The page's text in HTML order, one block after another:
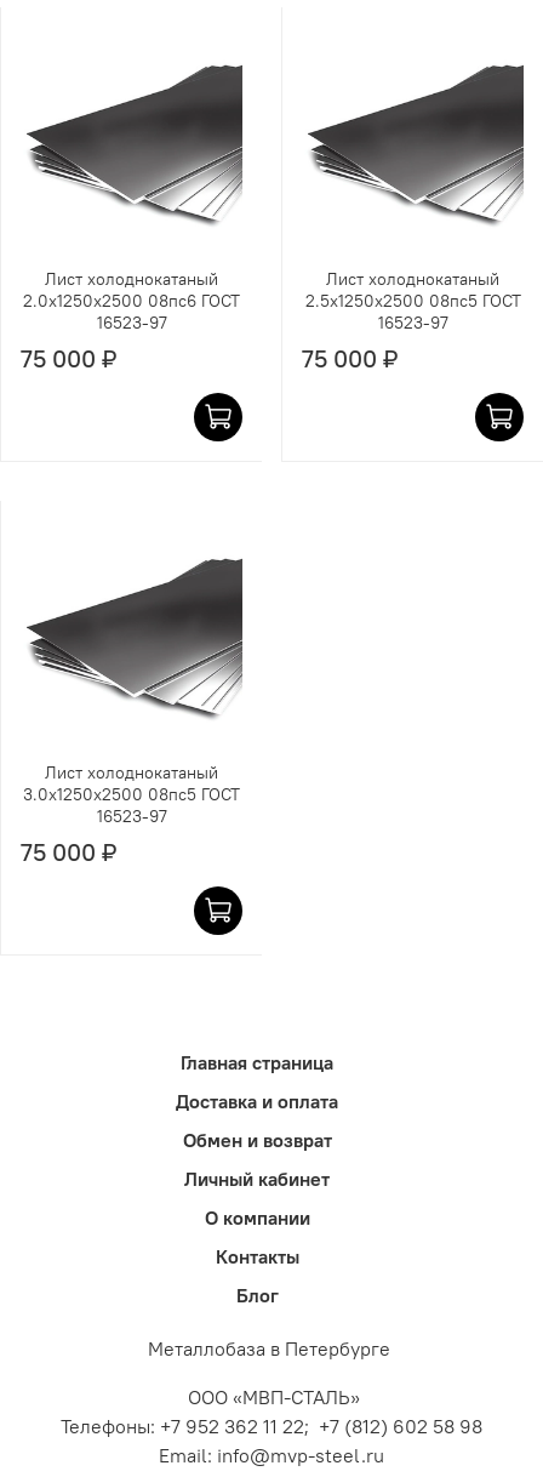
Лист холоднокатаный
2.0х1250х2500 08пс6 ГОСТ
16523-97
75 000 ₽
Лист холоднокатаный
2.5х1250х2500 08пс5 ГОСТ
16523-97
75 000 ₽
Лист холоднокатаный
3.0х1250х2500 08пс5 ГОСТ
16523-97
75 000 ₽
Главная страница
Доставка и оплата
Обмен и возврат
Личный кабинет
О компании
Контакты
Блог
Металлобаза в Петербурге
ООО «МВП-СТАЛЬ»
Телефоны: +7 952 362 11 22; +7 (812) 602 58 98
Email: info@mvp-steel.ru